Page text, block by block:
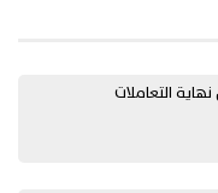
التعاملات